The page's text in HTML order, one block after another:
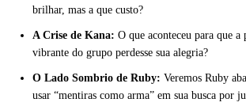
brilhar, mas a que custo?
A Crise de Kana: O que aconteceu para que a
vibrante do grupo perdesse sua alegria?
O Lado Sombrio de Ruby: Veremos Ruby
usar “mentiras como arma” em sua busca por